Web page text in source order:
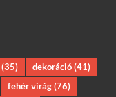
(35) dekoráció(41)
fehér virág(76)